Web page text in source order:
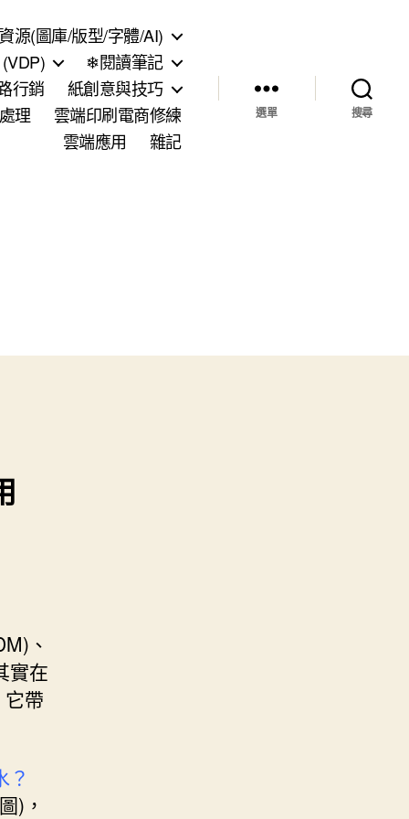
源(圖庫/版型/字體/AI)
❄閱讀筆記
行銷
紙創意與技巧
理
雲端印刷電商修練
雲端應用
雜記
選單 搜尋
、
實在
帶
？
)，